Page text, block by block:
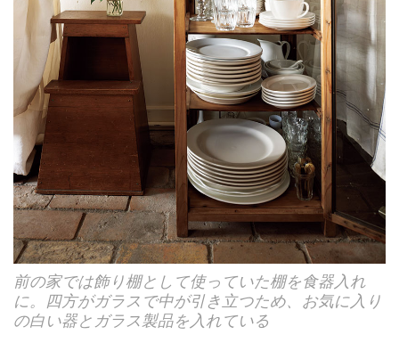
前の家では飾り棚として使っていた棚を食器入れ
に。四方がガラスで中が引き立つため、お気に入り
の白い器とガラス製品を入れている